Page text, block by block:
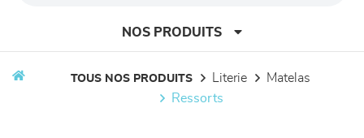
NOS PRODUITS
TOUS NOS PRODUITS literie
matelas
ressorts